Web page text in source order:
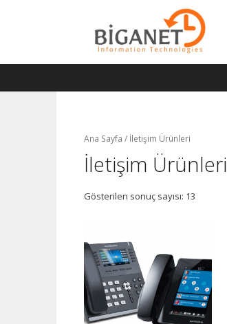
Ana Sayfa / İletişim Ürünleri
İletişim Ürünleri
Gösterilen sonuç sayısı: 13